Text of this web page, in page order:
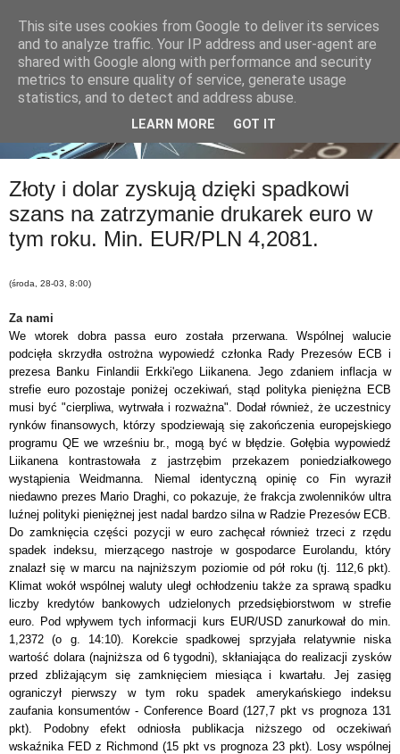
Złoty i dolar zyskują dzięki spadkowi
szans na zatrzymanie drukarek euro w
tym roku. Min. EUR/PLN 4,2081.
(środa, 28-03, 8:00)
Za nami
We wtorek dobra passa euro została przerwana. Wspólnej walucie
podcięła skrzydła ostrożna wypowiedź członka Rady Prezesów ECB i
prezesa Banku Finlandii Erkki'ego Liikanena. Jego zdaniem inflacja w
strefie euro pozostaje poniżej oczekiwań, stąd polityka pieniężna ECB
musi być "cierpliwa, wytrwała i rozważna". Dodał również, że uczestnicy
rynków finansowych, którzy spodziewają się zakończenia europejskiego
programu QE we wrześniu br., mogą być w błędzie. Gołębia wypowiedź
Liikanena kontrastowała z jastrzębim przekazem poniedziałkowego
wystąpienia Weidmanna. Niemal identyczną opinię co Fin wyraził
niedawno prezes Mario Draghi, co pokazuje, że frakcja zwolenników ultra
luźnej polityki pieniężnej jest nadal bardzo silna w Radzie Prezesów ECB.
Do zamknięcia części pozycji w euro zachęcał również trzeci z rzędu
spadek indeksu, mierzącego nastroje w gospodarce Eurolandu, który
znalazł się w marcu na najniższym poziomie od pół roku (tj. 112,6 pkt).
Klimat wokół wspólnej waluty uległ ochłodzeniu także za sprawą spadku
liczby kredytów bankowych udzielonych przedsiębiorstwom w strefie
euro. Pod wpływem tych informacji kurs EUR/USD zanurkował do min.
1,2372 (o g. 14:10). Korekcie spadkowej sprzyjała relatywnie niska
wartość dolara (najniższa od 6 tygodni), skłaniająca do realizacji zysków
przed zbliżającym się zamknięciem miesiąca i kwartału. Jej zasięg
ograniczył pierwszy w tym roku spadek amerykańskiego indeksu
zaufania konsumentów - Conference Board (127,7 pkt vs prognoza 131
pkt). Podobny efekt odniosła publikacja niższego od oczekiwań
wskaźnika FED z Richmond (15 pkt vs prognoza 23 pkt). Losy wspólnej
This site uses cookies from Google to deliver its services
and to analyze traffic. Your IP address and user-agent are
shared with Google along with performance and security
metrics to ensure quality of service, generate usage
statistics, and to detect and address abuse.
LEARN MORE GOT IT